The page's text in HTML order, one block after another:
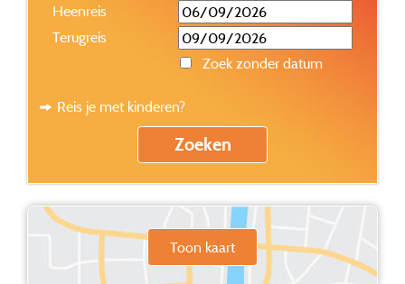
Heenreis
Terugreis
Zoek zonder datum
Reis je met kinderen?
Toon kaart